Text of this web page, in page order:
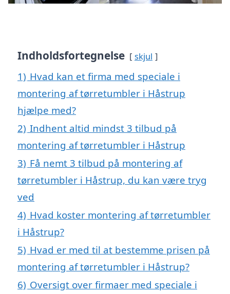
Indholdsfortegnelse skjul
1) Hvad kan et firma med speciale i
montering af tørretumbler i Håstrup
hjælpe med?
2) Indhent altid mindst 3 tilbud på
montering af tørretumbler i Håstrup
3) Få nemt 3 tilbud på montering af
tørretumbler i Håstrup, du kan være tryg
ved
4) Hvad koster montering af tørretumbler
i Håstrup?
5) Hvad er med til at bestemme prisen på
montering af tørretumbler i Håstrup?
6) Oversigt over firmaer med speciale i